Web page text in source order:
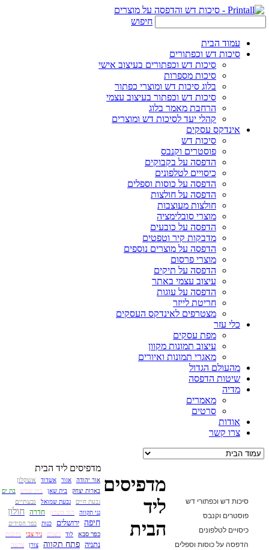
חיפוש
עמוד הבית
סיכות דש וכפתורים
סיכות דש וכפתורים בעיצוב אישי
סיכות מספרות
בלוג סיכות דש ומוצרי כפתור
סיכות דש וכפתור בעיצוב עצמי
הרחבת מאמר בלוג
קהלי יעד לסיכות דש ומוצרים
אינדקס עסקים
סיכות דש
פוסטרים וקנבס
הדפסה על בקבוקים
כיסויים לטלפונים
הדפסה על כוסות וספלים
הדפסה על חולצות
חולצות מעוצבות
מוצרי סובלימציה
הדפסה על כובעים
מדבקות קיר וטפטים
הדפסה על מוצרים נוספים
מוצרי פרסום
הדפסה על תיקים
עיצוב עצמי באתר
הדפסה על עוגות
חריטת לייזר
מצטרפים לאינדקס העסקים
כלי עזר
מפת עסקים
עיצוב תמונות מקוון
מאגרי תמונות ואיורים
מהעולם הגדול
שיטות הדפסה
מדיה
מאמרים
סרטים
אודות
צרו קשר
סיכות דש וכפתורי דש
פוסטרים וקנבס
כיסויים לטלפונים
הדפסה על כוסות וספלים
מדפיסים
ליד
הבית
מדפיסים ליד הבית
אור יהודה אזור אשדוד אשקלון
בארות יצחק בית שאן בית שמש
בת ים
גבעת חיים
גבעת שמואל גבעתיים
גני תקווה הוד השרון חדרה חולון
חיפה ירושלים כנות כפר חסידים
כפר סבא לוד ניצנים ניר צבי נתיבות
נתניה פתח תקווה צורן
צרעה